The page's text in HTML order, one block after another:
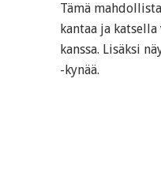
Tämä
kantaa ja
kanssa. Lisäksi
-kynää.